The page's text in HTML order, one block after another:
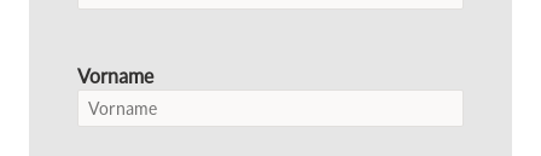
Vorname